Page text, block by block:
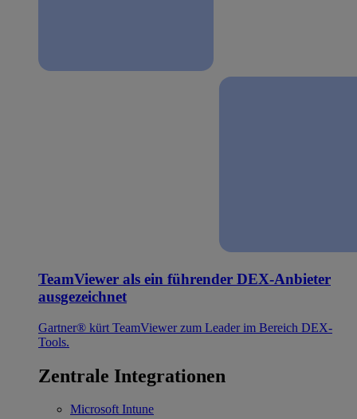
TeamViewer als ein führender DEX-Anbieter
ausgezeichnet
Gartner® kürt TeamViewer zum Leader im Bereich DEX-
Tools.
Zentrale Integrationen
Microsoft Intune